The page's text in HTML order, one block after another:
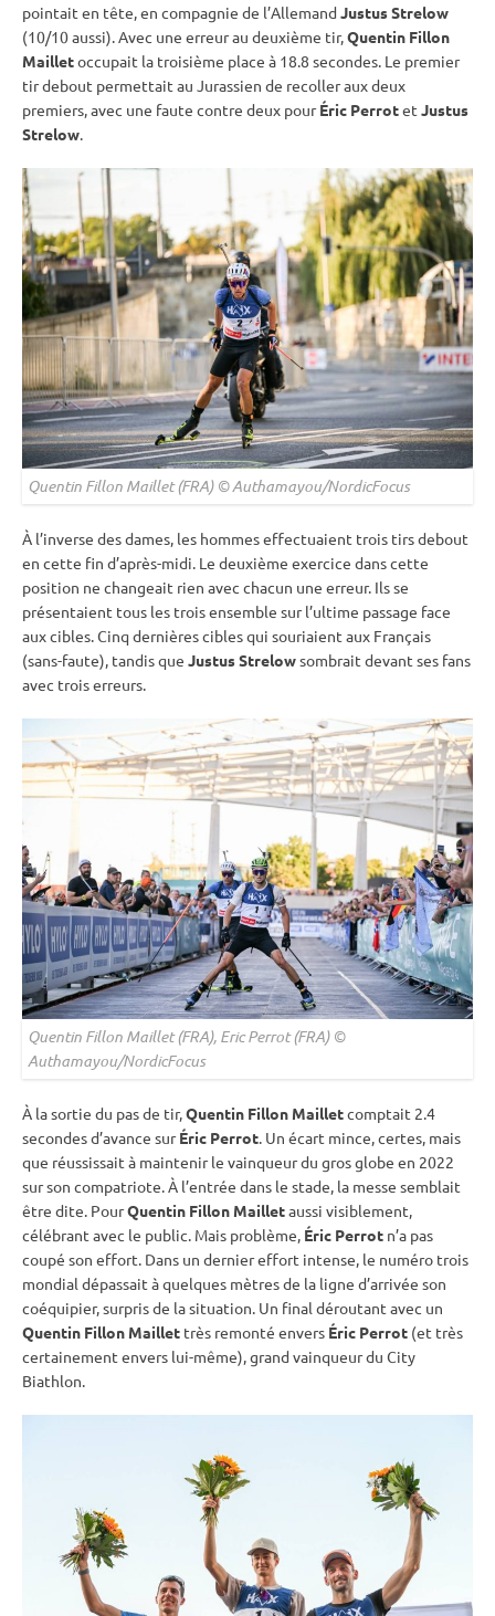
pointait en tête, en compagnie de l’AllemandJustus Strelow
(10/10 aussi). Avec une erreur au deuxième tir,Quentin Fillon
Mailletoccupait la troisième place à 18.8 secondes. Le premier
tirdebout permettait au Jurassien de recoller aux deux
premiers, avec une faute contre deux pourÉric Perrotet Justus
Strelow.
Quentin Fillon Maillet (FRA) © Authamayou/NordicFocus
À l’inverse des dames, les hommes effectuaient trois tirsdebout
en cette fin d’après-midi. Le deuxième exercice dans cette
position ne changeait rien avec chacun une erreur. Ils se
présentaient tous les trois ensemble sur l’ultime passage face
aux cibles. Cinq dernières cibles qui souriaient aux Français
(sans-faute), tandis que Justus Strelowsombrait devant ses fans
avec trois erreurs.
Quentin Fillon Maillet (FRA), Eric Perrot (FRA) ©
Authamayou/NordicFocus
À la sortie du pas de tir,Quentin Fillon Mailletcomptait 2.4
secondes d’avance surÉric Perrot. Un écart mince, certes, mais
que réussissait à maintenir le vainqueur du gros globe en 2022
sur son compatriote. À l’entrée dans le stade, la messe semblait
être dite. PourQuentin Fillon Mailletaussi visiblement,
célébrant avec le public. Mais problème, Éric Perrot n’a pas
coupé son effort. Dans un dernier effort intense, le numéro trois
mondial dépassait à quelques mètres de la ligne d’arrivée son
coéquipier, surpris de la situation. Un final déroutant avec un
Quentin Fillon Maillet très remonté envers Éric Perrot (et très
certainement envers lui-même), grand vainqueur du City
Biathlon.